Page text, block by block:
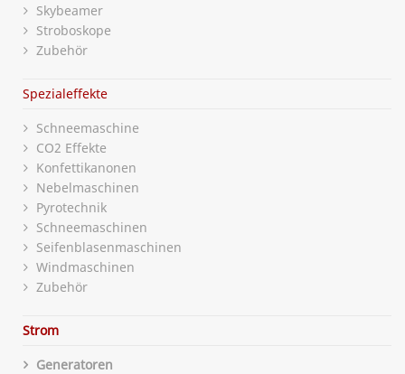
Skybeamer
Stroboskope
Zubehör
Spezialeffekte
Schneemaschine
CO2 Effekte
Konfettikanonen
Nebelmaschinen
Pyrotechnik
Schneemaschinen
Seifenblasenmaschinen
Windmaschinen
Zubehör
Strom
Generatoren